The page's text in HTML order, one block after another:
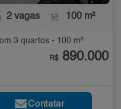
2 vagas 100 m²
3 quartos - 100 m²
R$ 890.000
Contatar